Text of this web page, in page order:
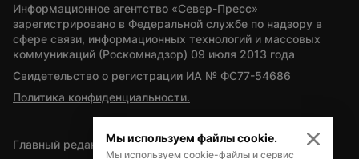
Информационное агентство «Север-Пресс»
зарегистрировано в Федеральной службе по надзору в
сфере связи, информационных технологий и массовых
коммуникаций (Роскомнадзор) 09 июля 2013 года
Свидетельство о регистрации ИА № ФС77-54686
Политика конфиденциальности.
Главный редактор — А.Л. Поздеев
Мы используем файлы cookie.
Мы используем cookie-файлы и сервис